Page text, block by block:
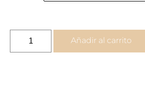
Añadir al carrito